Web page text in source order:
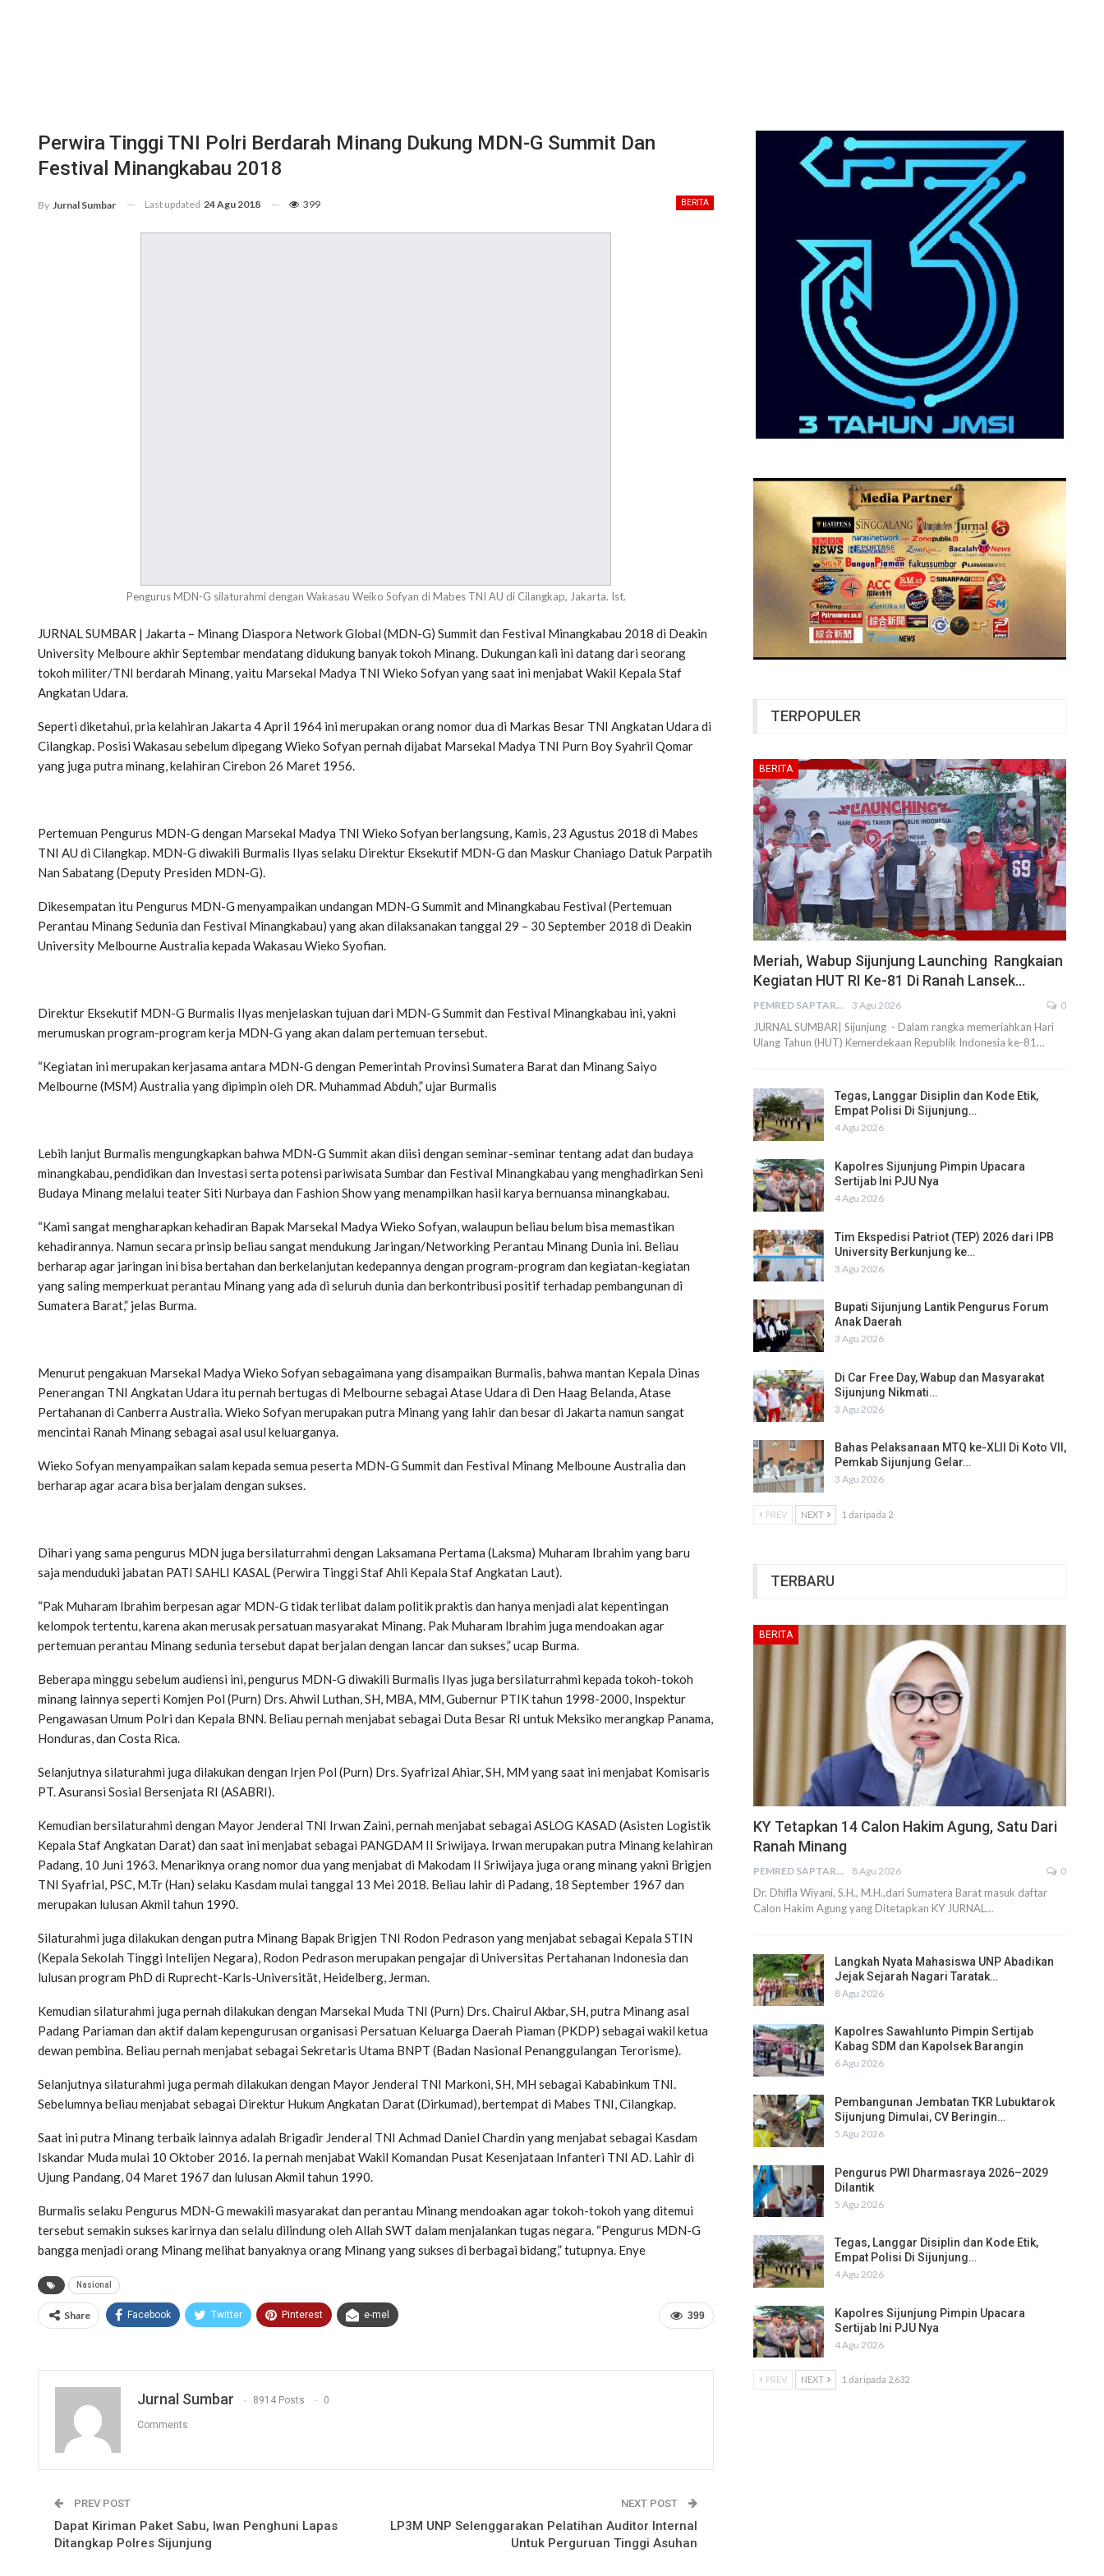
Perwira Tinggi TNI Polri Berdarah Minang Dukung MDN-G Summit Dan
Festival Minangkabau 2018
BERITA
By Jurnal Sumbar Last updated 24 Agu 2018 399
Pengurus MDN-G silaturahmi dengan Wakasau Weiko Sofyan di Mabes TNI AU di Cilangkap, Jakarta. Ist.
JURNAL SUMBAR | Jakarta – Minang Diaspora Network Global (MDN-G) Summit dan Festival Minangkabau 2018 di Deakin
University Melboure akhir Septembar mendatang didukung banyak tokoh Minang. Dukungan kali ini datang dari seorang
tokoh militer/TNI berdarah Minang, yaitu Marsekal Madya TNI Wieko Sofyan yang saat ini menjabat Wakil Kepala Staf
Angkatan Udara.
Seperti diketahui, pria kelahiran Jakarta 4 April 1964 ini merupakan orang nomor dua di Markas Besar TNI Angkatan Udara di
Cilangkap. Posisi Wakasau sebelum dipegang Wieko Sofyan pernah dijabat Marsekal Madya TNI Purn Boy Syahril Qomar
yang juga putra minang, kelahiran Cirebon 26 Maret 1956.
Pertemuan Pengurus MDN-G dengan Marsekal Madya TNI Wieko Sofyan berlangsung, Kamis, 23 Agustus 2018 di Mabes
TNI AU di Cilangkap. MDN-G diwakili Burmalis Ilyas selaku Direktur Eksekutif MDN-G dan Maskur Chaniago Datuk Parpatih
Nan Sabatang (Deputy Presiden MDN-G).
Dikesempatan itu Pengurus MDN-G menyampaikan undangan MDN-G Summit and Minangkabau Festival (Pertemuan
Perantau Minang Sedunia dan Festival Minangkabau) yang akan dilaksanakan tanggal 29 – 30 September 2018 di Deakin
University Melbourne Australia kepada Wakasau Wieko Syofian.
Direktur Eksekutif MDN-G Burmalis Ilyas menjelaskan tujuan dari MDN-G Summit dan Festival Minangkabau ini, yakni
merumuskan program-program kerja MDN-G yang akan dalam pertemuan tersebut.
“Kegiatan ini merupakan kerjasama antara MDN-G dengan Pemerintah Provinsi Sumatera Barat dan Minang Saiyo
Melbourne (MSM) Australia yang dipimpin oleh DR. Muhammad Abduh,” ujar Burmalis
Lebih lanjut Burmalis mengungkapkan bahwa MDN-G Summit akan diisi dengan seminar-seminar tentang adat dan budaya
minangkabau, pendidikan dan Investasi serta potensi pariwisata Sumbar dan Festival Minangkabau yang menghadirkan Seni
Budaya Minang melalui teater Siti Nurbaya dan Fashion Show yang menampilkan hasil karya bernuansa minangkabau.
“Kami sangat mengharapkan kehadiran Bapak Marsekal Madya Wieko Sofyan, walaupun beliau belum bisa memastikan
kehadirannya. Namun secara prinsip beliau sangat mendukung Jaringan/Networking Perantau Minang Dunia ini. Beliau
berharap agar jaringan ini bisa bertahan dan berkelanjutan kedepannya dengan program-program dan kegiatan-kegiatan
yang saling memperkuat perantau Minang yang ada di seluruh dunia dan berkontribusi positif terhadap pembangunan di
Sumatera Barat,” jelas Burma.
Menurut pengakuan Marsekal Madya Wieko Sofyan sebagaimana yang disampaikan Burmalis, bahwa mantan Kepala Dinas
Penerangan TNI Angkatan Udara itu pernah bertugas di Melbourne sebagai Atase Udara di Den Haag Belanda, Atase
Pertahanan di Canberra Australia. Wieko Sofyan merupakan putra Minang yang lahir dan besar di Jakarta namun sangat
mencintai Ranah Minang sebagai asal usul keluarganya.
Wieko Sofyan menyampaikan salam kepada semua peserta MDN-G Summit dan Festival Minang Melboune Australia dan
berharap agar acara bisa berjalam dengan sukses.
Dihari yang sama pengurus MDN juga bersilaturrahmi dengan Laksamana Pertama (Laksma) Muharam Ibrahim yang baru
saja menduduki jabatan PATI SAHLI KASAL (Perwira Tinggi Staf Ahli Kepala Staf Angkatan Laut).
“Pak Muharam Ibrahim berpesan agar MDN-G tidak terlibat dalam politik praktis dan hanya menjadi alat kepentingan
kelompok tertentu, karena akan merusak persatuan masyarakat Minang. Pak Muharam Ibrahim juga mendoakan agar
pertemuan perantau Minang sedunia tersebut dapat berjalan dengan lancar dan sukses,” ucap Burma.
Beberapa minggu sebelum audiensi ini, pengurus MDN-G diwakili Burmalis Ilyas juga bersilaturrahmi kepada tokoh-tokoh
minang lainnya seperti Komjen Pol (Purn) Drs. Ahwil Luthan, SH, MBA, MM, Gubernur PTIK tahun 1998-2000, Inspektur
Pengawasan Umum Polri dan Kepala BNN. Beliau pernah menjabat sebagai Duta Besar RI untuk Meksiko merangkap Panama,
Honduras, dan Costa Rica.
Selanjutnya silaturahmi juga dilakukan dengan Irjen Pol (Purn) Drs. Syafrizal Ahiar, SH, MM yang saat ini menjabat Komisaris
PT. Asuransi Sosial Bersenjata RI (ASABRI).
Kemudian bersilaturahmi dengan Mayor Jenderal TNI Irwan Zaini, pernah menjabat sebagai ASLOG KASAD (Asisten Logistik
Kepala Staf Angkatan Darat) dan saat ini menjabat sebagai PANGDAM II Sriwijaya. Irwan merupakan putra Minang kelahiran
Padang, 10 Juni 1963. Menariknya orang nomor dua yang menjabat di Makodam II Sriwijaya juga orang minang yakni Brigjen
TNI Syafrial, PSC, M.Tr (Han) selaku Kasdam mulai tanggal 13 Mei 2018. Beliau lahir di Padang, 18 September 1967 dan
merupakan lulusan Akmil tahun 1990.
Silaturahmi juga dilakukan dengan putra Minang Bapak Brigjen TNI Rodon Pedrason yang menjabat sebagai Kepala STIN
(Kepala Sekolah Tinggi Intelijen Negara), Rodon Pedrason merupakan pengajar di Universitas Pertahanan Indonesia dan
lulusan program PhD di Ruprecht-Karls-Universität, Heidelberg, Jerman.
Kemudian silaturahmi juga pernah dilakukan dengan Marsekal Muda TNI (Purn) Drs. Chairul Akbar, SH, putra Minang asal
Padang Pariaman dan aktif dalam kepengurusan organisasi Persatuan Keluarga Daerah Piaman (PKDP) sebagai wakil ketua
dewan pembina. Beliau pernah menjabat sebagai Sekretaris Utama BNPT (Badan Nasional Penanggulangan Terorisme).
Selanjutnya silaturahmi juga permah dilakukan dengan Mayor Jenderal TNI Markoni, SH, MH sebagai Kababinkum TNI.
Sebelumnya beliau menjabat sebagai Direktur Hukum Angkatan Darat (Dirkumad), bertempat di Mabes TNI, Cilangkap.
Saat ini putra Minang terbaik lainnya adalah Brigadir Jenderal TNI Achmad Daniel Chardin yang menjabat sebagai Kasdam
Iskandar Muda mulai 10 Oktober 2016. Ia pernah menjabat Wakil Komandan Pusat Kesenjataan Infanteri TNI AD. Lahir di
Ujung Pandang, 04 Maret 1967 dan lulusan Akmil tahun 1990.
Burmalis selaku Pengurus MDN-G mewakili masyarakat dan perantau Minang mendoakan agar tokoh-tokoh yang ditemui
tersebut semakin sukses karirnya dan selalu dilindung oleh Allah SWT dalam menjalankan tugas negara. “Pengurus MDN-G
bangga menjadi orang Minang melihat banyaknya orang Minang yang sukses di berbagai bidang,” tutupnya. Enye
Nasional
399
Share Facebook Twitter Pinterest e-mel
Jurnal Sumbar 8914 Posts 0
Comments
PREV POST
Dapat Kiriman Paket Sabu, Iwan Penghuni Lapas
Ditangkap Polres Sijunjung
NEXT POST
LP3M UNP Selenggarakan Pelatihan Auditor Internal
Untuk Perguruan Tinggi Asuhan
TERPOPULER
BERITA
Meriah, Wabup Sijunjung Launching Rangkaian
Kegiatan HUT RI Ke-81 Di Ranah Lansek…
PEMRED SAPTARIUS 3 Agu 2026 0
JURNAL SUMBAR| Sijunjung - Dalam rangka memeriahkan Hari
Ulang Tahun (HUT) Kemerdekaan Republik Indonesia ke-81…
Tegas, Langgar Disiplin dan Kode Etik,
Empat Polisi Di Sijunjung…
4 Agu 2026
Kapolres Sijunjung Pimpin Upacara
Sertijab Ini PJU Nya
4 Agu 2026
Tim Ekspedisi Patriot (TEP) 2026 dari IPB
University Berkunjung ke…
3 Agu 2026
Bupati Sijunjung Lantik Pengurus Forum
Anak Daerah
3 Agu 2026
Di Car Free Day, Wabup dan Masyarakat
Sijunjung Nikmati…
3 Agu 2026
Bahas Pelaksanaan MTQ ke-XLII Di Koto VII,
Pemkab Sijunjung Gelar…
3 Agu 2026
PREV NEXT 1 daripada 2
TERBARU
BERITA
KY Tetapkan 14 Calon Hakim Agung, Satu Dari
Ranah Minang
PEMRED SAPTARIUS 8 Agu 2026 0
Dr. Dhifla Wiyani, S.H., M.H.,dari Sumatera Barat masuk daftar
Calon Hakim Agung yang Ditetapkan KY JURNAL…
Langkah Nyata Mahasiswa UNP Abadikan
Jejak Sejarah Nagari Taratak…
8 Agu 2026
Kapolres Sawahlunto Pimpin Sertijab
Kabag SDM dan Kapolsek Barangin
6 Agu 2026
Pembangunan Jembatan TKR Lubuktarok
Sijunjung Dimulai, CV Beringin…
5 Agu 2026
Pengurus PWI Dharmasraya 2026–2029
Dilantik
5 Agu 2026
Tegas, Langgar Disiplin dan Kode Etik,
Empat Polisi Di Sijunjung…
4 Agu 2026
Kapolres Sijunjung Pimpin Upacara
Sertijab Ini PJU Nya
4 Agu 2026
PREV NEXT 1 daripada 2,632